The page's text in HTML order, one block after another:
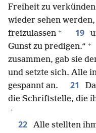
Freiheit zu
wieder sehen
freizulassen + 19
Gunst zu predigen.“ +
zusammen, gab sie
und setzte sich. Alle
gespannt an.
21
die Schriftstelle, die
+
22
Alle stellten